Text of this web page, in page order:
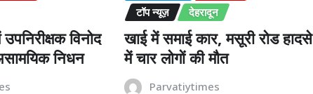
विनोद
निधन
टॉप न्यूज़
देहरादून
खाई में समाई कार, मसूरी रोड हादसे
में चार लोगों की मौत
Parvatiytimes